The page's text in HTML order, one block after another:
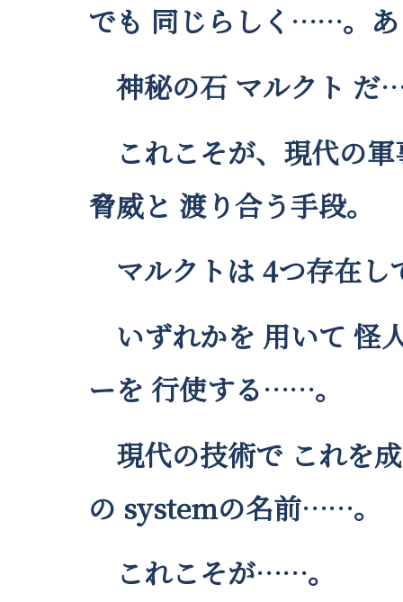
でも 同じらしく……。あ
神秘の石 マルクト
これこそが、現代の
脅威と 渡り合う手段。
マルクトは 4つ存在
いずれかを 用いて 怪
ーを 行使する……。
現代の技術で これを
の systemの名前……。
これこそが……。